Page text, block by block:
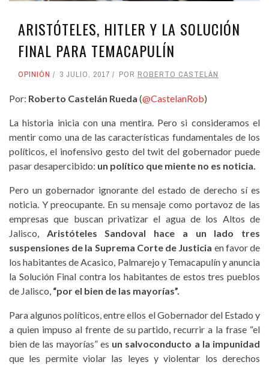
ARISTÓTELES, HITLER Y LA SOLUCIÓN
FINAL PARA TEMACAPULÍN
OPINIÓN 3 JULIO, 2017 POR ROBERTO CASTELÁN
Por: Roberto Castelán Rueda (@CastelanRob)
La historia inicia con una mentira. Pero si consideramos el
mentir como una de las características fundamentales de los
políticos, el inofensivo gesto del twit del gobernador puede
pasar desapercibido: un político que miente no es noticia.
Pero un gobernador ignorante del estado de derecho sí es
noticia. Y preocupante. En su mensaje como portavoz de las
empresas que buscan privatizar el agua de los Altos de
Jalisco, Aristóteles Sandoval hace a un lado tres
suspensiones de la Suprema Corte de Justicia en favor de
los habitantes de Acasico, Palmarejo y Temacapulín y anuncia
la Solución Final contra los habitantes de estos tres pueblos
de Jalisco, “por el bien de las mayorías”.
Para algunos políticos, entre ellos el Gobernador del Estado y
a quien impuso al frente de su partido, recurrir a la frase “el
bien de las mayorías” es un salvoconducto a la impunidad
que les permite violar las leyes y violentar los derechos